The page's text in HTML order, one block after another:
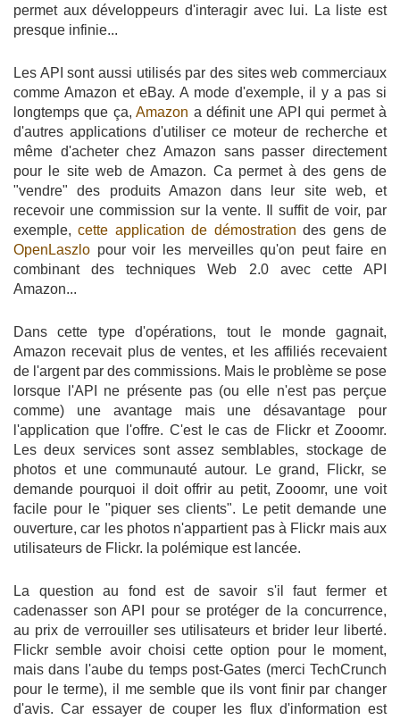
permet aux développeurs d'interagir avec lui. La liste est
presque infinie...
Les API sont aussi utilisés par des sites web commerciaux
comme Amazon et eBay. A mode d'exemple, il y a pas si
longtemps que ça,Amazon a définit une API qui permet à
d'autres applications d'utiliser ce moteur de recherche et
même d'acheter chez Amazon sans passer directement
pour le site web de Amazon. Ca permet à des gens de
"vendre" des produits Amazon dans leur site web, et
recevoir une commission sur la vente. Il suffit de voir, par
exemple,cette application de démostration des gens de
OpenLaszlo pour voir les merveilles qu'on peut faire en
combinant des techniques Web 2.0 avec cette API
Amazon...
Dans cette type d'opérations, tout le monde gagnait,
Amazon recevait plus de ventes, et les affiliés recevaient
de l'argent par des commissions. Mais le problème se pose
lorsque l'API ne présente pas (ou elle n'est pas perçue
comme) une avantage mais une désavantage pour
l'application que l'offre. C'est le cas de Flickr et Zooomr.
Les deux services sont assez semblables, stockage de
photos et une communauté autour. Le grand, Flickr, se
demande pourquoi il doit offrir au petit, Zooomr, une voit
facile pour le "piquer ses clients". Le petit demande une
ouverture, car les photos n'appartient pas à Flickr mais aux
utilisateurs de Flickr. la polémique est lancée.
La question au fond est de savoir s'il faut fermer et
cadenasser son API pour se protéger de la concurrence,
au prix de verrouiller ses utilisateurs et brider leur liberté.
Flickr semble avoir choisi cette option pour le moment,
mais dans l'aube du temps post-Gates (merci TechCrunch
pour le terme), il me semble que ils vont finir par changer
d'avis. Car essayer de couper les flux d'information est